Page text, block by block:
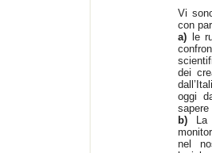
Vi
con
a) le
dei
oggi
sapere
b) La
nel